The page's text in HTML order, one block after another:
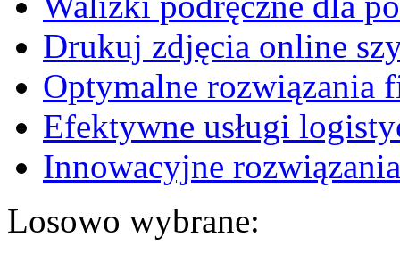
Drukuj zdjęcia online
Optymalne rozwiązania
Efektywne usługi
Innowacyjne
Losowo wybrane: